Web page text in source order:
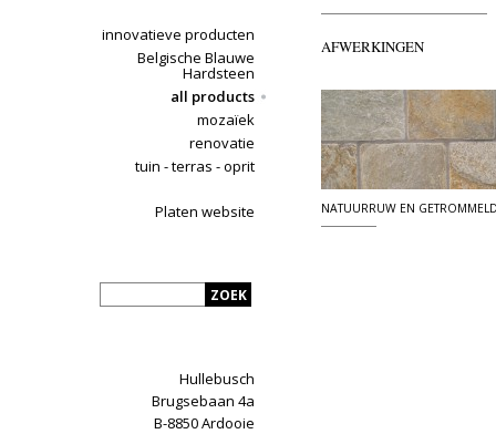
innovatieve producten
Belgische Blauwe
Hardsteen
all products
mozaïek
renovatie
tuin - terras - oprit
Platen website
Hullebusch
Brugsebaan 4a
B-8850 Ardooie
AFWERKINGEN
NATUURRUW EN